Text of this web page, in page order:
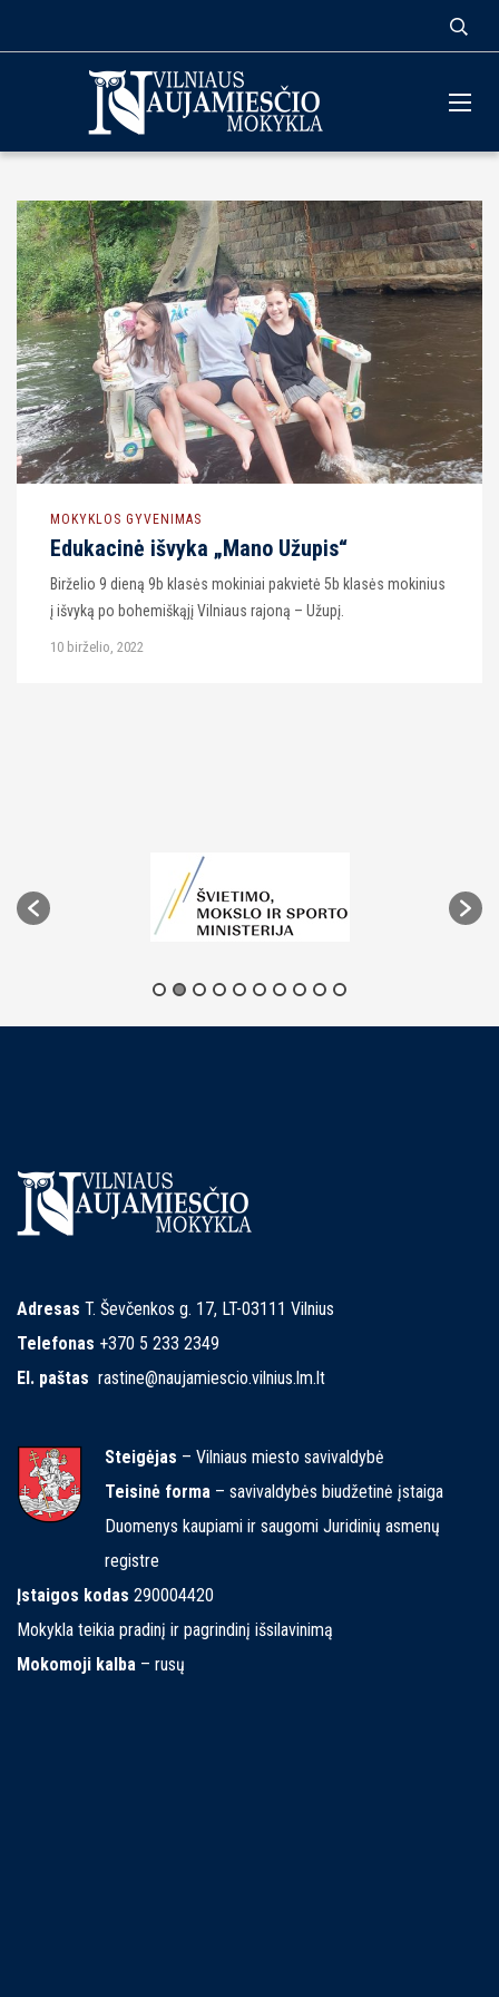
MOKYKLOS GYVENIMAS
Edukacinė išvyka „Mano Užupis“
Birželio 9 dieną 9b klasės mokiniai pakvietė 5b klasės mokinius
į išvyką po bohemiškąjį Vilniaus rajoną – Užupį.
10 birželio, 2022
Adresas T. Ševčenkos g. 17, LT-03111 Vilnius
Telefonas +370 5 233 2349
El. paštas rastine@naujamiescio.vilnius.lm.lt
Steigėjas – Vilniaus miesto savivaldybė
Teisinė forma – savivaldybės biudžetinė įstaiga
Duomenys kaupiami ir saugomi Juridinių asmenų
registre
Įstaigos kodas 290004420
Mokykla teikia pradinį ir pagrindinį išsilavinimą
Mokomoji kalba – rusų